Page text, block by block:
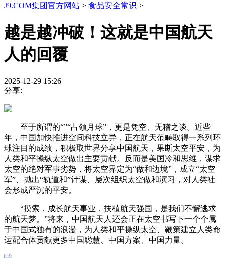
J9.COM集团官方网站 > 食品安全常识 >
越是越冲破！这就是中国航天
人的回覆
2025-12-29 15:26
分享:
至于所谓的“”“占领月球”，更是凭空、无稽之谈。近些
年，中国加快推进空间科技立异，正在航天范畴取得一系列环
球注目的成绩，积极取世界分享中国航天，果断太空平安，为
人类和平操纵太空做出主要贡献。反而是美国冷和思维，谋求
太空的绝对军事劣势，将太空界定为“做和边境”，成立“太空
军”、抛出“轨道和”计谋、屡次组织太空做和演习，对人类社
会形成严沉的平安。
“摸索，成长航天事业，扶植航天强国，是我们不懈逃求
的航天梦。”将来，中国航天人还会正在太空书写下一个个属
于中国式独有的浪漫，为人类和平操纵太空、鞭策建立人类命
运配合体贡献更多中国聪慧、中国方案、中国力量。